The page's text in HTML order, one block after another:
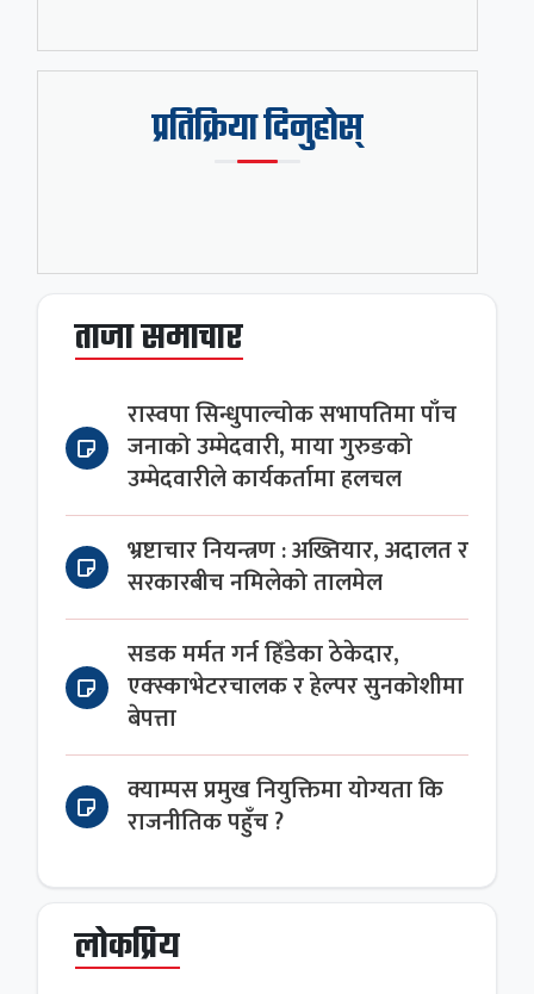
प्रतिक्रिया दिनुहोस्
ताजा समाचार
रास्वपा सिन्धुपाल्चोक सभापतिमा पाँच
जनाको उम्मेदवारी, माया गुरुङको
उम्मेदवारीले कार्यकर्तामा हलचल
भ्रष्टाचार नियन्त्रण : अख्तियार, अदालत र
सरकारबीच नमिलेको तालमेल
सडक मर्मत गर्न हिँडेका ठेकेदार,
एक्स्काभेटरचालक र हेल्पर सुनकोशीमा
बेपत्ता
क्याम्पस प्रमुख नियुक्तिमा योग्यता कि
राजनीतिक पहुँच ?
लोकप्रिय